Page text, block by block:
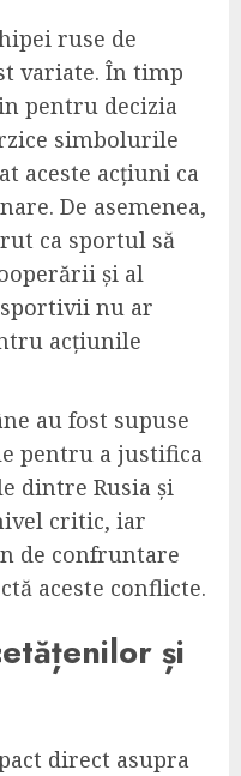
ruse de
variate. În timp
pentru decizia
simbolurile
aceste acțiuni ca
De asemenea,
ca sportul să
și al
nu ar
acțiunile
au fost supuse
pentru a justifica
dintre Rusia și
critic, iar
de confruntare
aceste conflicte.
și
direct asupra